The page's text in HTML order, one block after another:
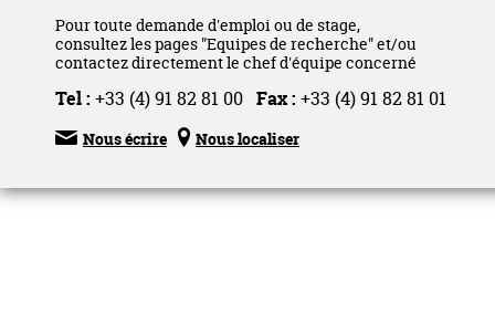
Pour toute demande d'emploi ou de stage,
consultez les pages "Equipes de recherche" et/ou
contactez directement le chef d'équipe concerné
Tel : +33 (4) 91 82 81 00 Fax : +33 (4) 91 82 81 01
 Nous écrire  Nous localiser